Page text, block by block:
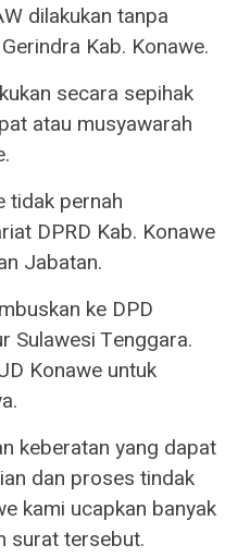
dilakukan tanpa
Kab. Konawe.
secara sepihak
atau musyawarah
tidak pernah
DPRD Kab. Konawe
Jabatan.
ke DPD
Sulawesi Tenggara.
Konawe untuk
keberatan yang dapat
dan proses tindak
kami ucapkan banyak
surat tersebut.